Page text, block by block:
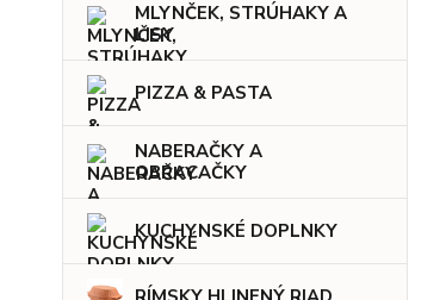
MLYNČEK, STRÚHAKY A
LISY
PIZZA & PASTA
NABERAČKY A
OBRACAČKY
KUCHYNSKÉ DOPLNKY